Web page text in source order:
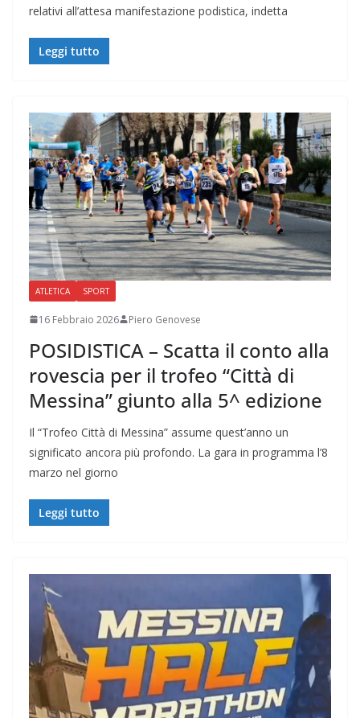
relativi all’attesa manifestazione podistica, indetta
Leggi tutto
ATLETICA SPORT
16 Febbraio 2026 Piero Genovese
POSIDISTICA – Scatta il conto alla
rovescia per il trofeo “Città di
Messina” giunto alla 5^ edizione
Il “Trofeo Città di Messina” assume quest’anno un
significato ancora più profondo. La gara in programma l’8
marzo nel giorno
Leggi tutto